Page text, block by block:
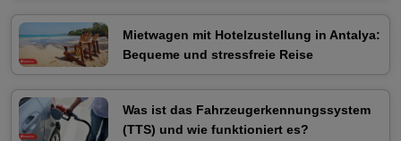
Mietwagen mit Hotelzustellung in Antalya:
Bequeme und stressfreie Reise
Was ist das Fahrzeugerkennungssystem
(TTS) und wie funktioniert es?